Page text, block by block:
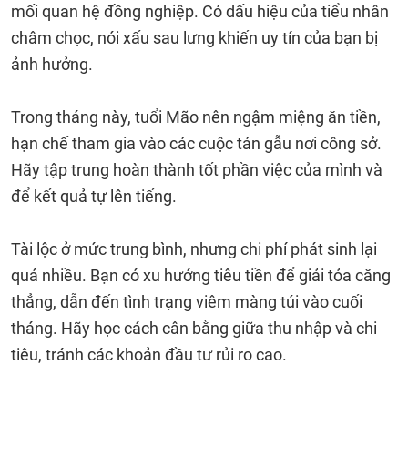
mối quan hệ đồng nghiệp. Có dấu hiệu của tiểu nhân
châm chọc, nói xấu sau lưng khiến uy tín của bạn bị
ảnh hưởng.
Trong tháng này, tuổi Mão nên ngậm miệng ăn tiền,
hạn chế tham gia vào các cuộc tán gẫu nơi công sở.
Hãy tập trung hoàn thành tốt phần việc của mình và
để kết quả tự lên tiếng.
Tài lộc ở mức trung bình, nhưng chi phí phát sinh lại
quá nhiều. Bạn có xu hướng tiêu tiền để giải tỏa căng
thẳng, dẫn đến tình trạng viêm màng túi vào cuối
tháng. Hãy học cách cân bằng giữa thu nhập và chi
tiêu, tránh các khoản đầu tư rủi ro cao.